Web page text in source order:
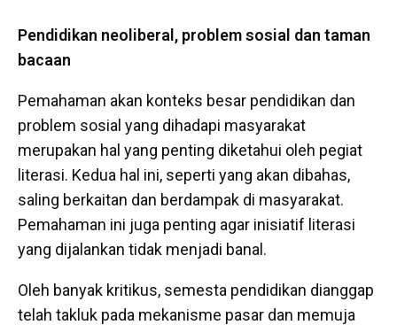
Pendidikan neoliberal, problem sosial dan taman
bacaan
Pemahaman akan konteks besar pendidikan dan
problem sosial yang dihadapi masyarakat
merupakan hal yang penting diketahui oleh pegiat
literasi. Kedua hal ini, seperti yang akan dibahas,
saling berkaitan dan berdampak di masyarakat.
Pemahaman ini juga penting agar inisiatif literasi
yang dijalankan tidak menjadi banal.
Oleh banyak kritikus, semesta pendidikan dianggap
telah takluk pada mekanisme pasar dan memuja